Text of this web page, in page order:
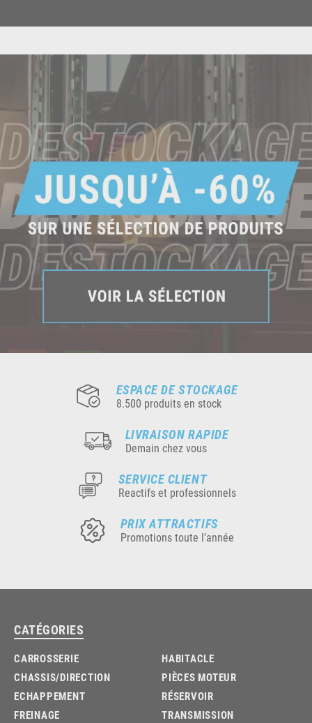
ESPACE DE STOCKAGE
8.500 produits en stock
LIVRAISON RAPIDE
Demain chez vous
SERVICE CLIENT
Reactifs et professionnels
PRIX ATTRACTIFS
Promotions toute l’année
CATÉGORIES
CARROSSERIE
CHASSIS/DIRECTION
ECHAPPEMENT
FREINAGE
HABITACLE
PIÈCES MOTEUR
RÉSERVOIR
TRANSMISSION